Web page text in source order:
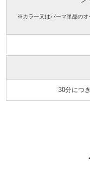
※カラー又はパーマ単品のオ
30分につき